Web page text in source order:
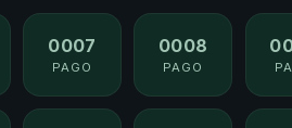
0007
PAGO
0008
PAGO